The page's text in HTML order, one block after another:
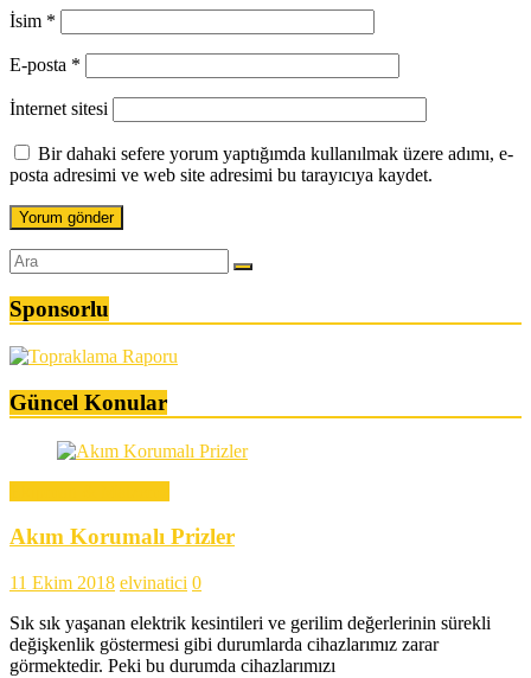
İsim *
E-posta *
İnternet sitesi
Bir dahaki sefere yorum yaptığımda kullanılmak üzere adımı, e-
posta adresimi ve web site adresimi bu tarayıcıya kaydet.
Sponsorlu
Güncel Konular
Akım Korumalı Prizler
11 Ekim 2018 elvinatici 0
Sık sık yaşanan elektrik kesintileri ve gerilim değerlerinin sürekli
değişkenlik göstermesi gibi durumlarda cihazlarımız zarar
görmektedir. Peki bu durumda cihazlarımızı